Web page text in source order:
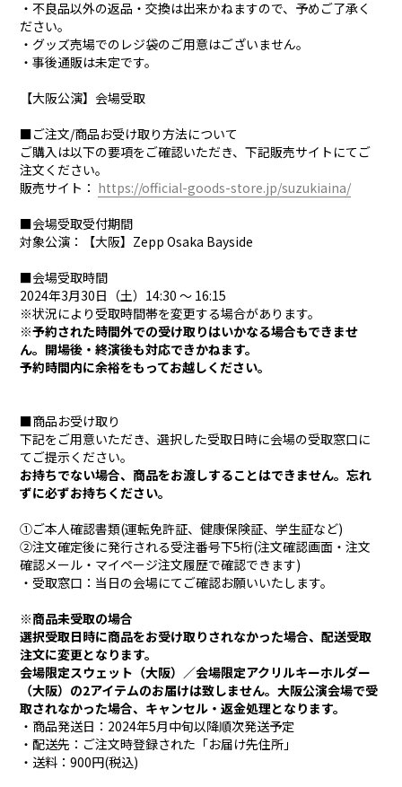
・不良品以外の返品・交換は出来かねますので、予めご了承く
ださい。
・グッズ売場でのレジ袋のご用意はございません。
・事後通販は未定です。
【大阪公演】会場受取
■ご注文/商品お受け取り方法について
ご購入は以下の要項をご確認いただき、下記販売サイトにてご
注文ください。
販売サイト： https://official-goods-store.jp/suzukiaina/
■会場受取受付期間
対象公演：【大阪】Zepp Osaka Bayside
■会場受取時間
2024年3月30日（土）14:30 ～ 16:15
※状況により受取時間帯を変更する場合があります。
※予約された時間外での受け取りはいかなる場合もできませ
ん。開場後・終演後も対応できかねます。
予約時間内に余裕をもってお越しください。
■商品お受け取り
下記をご用意いただき、選択した受取日時に会場の受取窓口に
てご提示ください。
お持ちでない場合、商品をお渡しすることはできません。忘れ
ずに必ずお持ちください。
①ご本人確認書類(運転免許証、健康保険証、学生証など)
②注文確定後に発行される受注番号下5桁(注文確認画面・注文
確認メール・マイページ注文履歴で確認できます)
・受取窓口：当日の会場にてご確認お願いいたします。
※商品未受取の場合
選択受取日時に商品をお受け取りされなかった場合、配送受取
注文に変更となります。
会場限定スウェット（大阪）／会場限定アクリルキーホルダー
（大阪）の2アイテムのお届けは致しません。大阪公演会場で受
取されなかった場合、キャンセル・返金処理となります。
・商品発送日：2024年5月中旬以降順次発送予定
・配送先：ご注文時登録された「お届け先住所」
・送料：900円(税込)